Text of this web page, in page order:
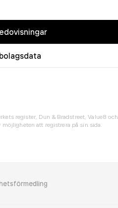
register, Dun & Bradstreet, Value8 och
att registrera på sin sida.